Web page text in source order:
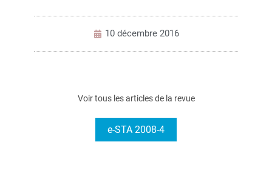
10 décembre 2016
Voir tous les articles de la revue
e-STA 2008-4